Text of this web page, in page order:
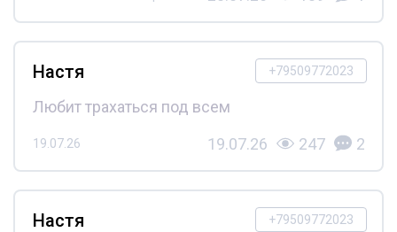
+79509772023
Настя
Любит трахаться под всем
19.07.26 19.07.26 247 2
+79509772023
Настя